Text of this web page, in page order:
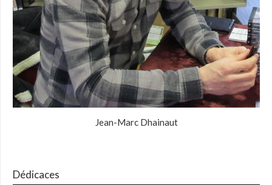
Jean-Marc Dhainaut
Dédicaces